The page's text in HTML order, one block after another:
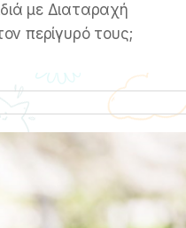
με Διαταραχή
περίγυρό τους;